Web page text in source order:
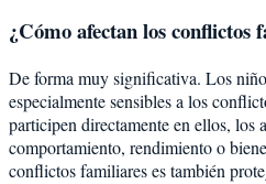
¿Cómo afectan los conflictos
De forma muy significativa. Los
especialmente sensibles a los
participen directamente en ellos, los
comportamiento, rendimiento o
conflictos familiares es también